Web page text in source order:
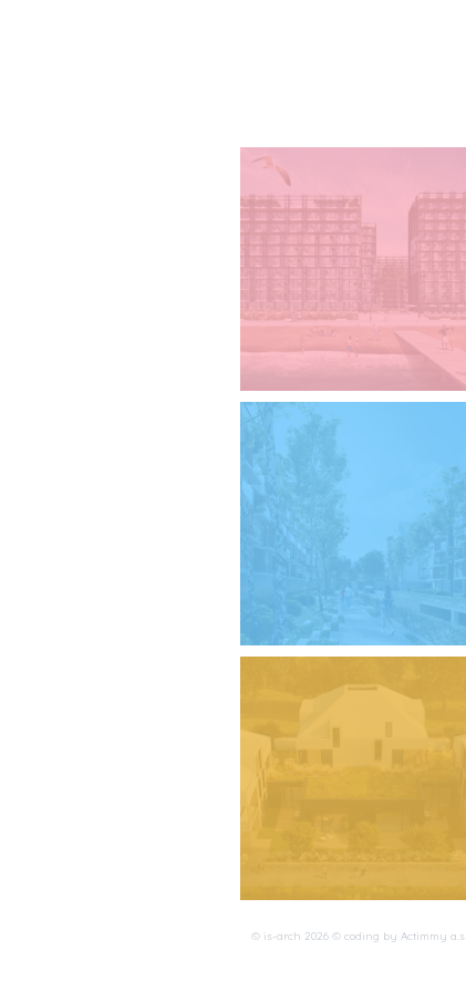
© is-arch 2026 © coding by Actimmy a.s